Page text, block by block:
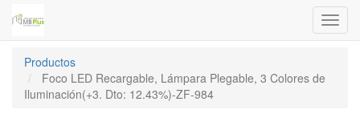
Menú
de
Productos
Foco LED Recargable, Lámpara Plegable, 3 Colores de
Iluminación(+3. Dto: 12.43%)-ZF-984